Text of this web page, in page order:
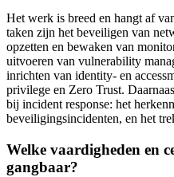
Het werk is breed en hangt af
taken zijn het beveiligen van
opzetten en bewaken van
uitvoeren van vulnerability
inrichten van identity- en
privilege en Zero Trust.
bij incident response: het
beveiligingsincidenten, en het
Welke vaardigheden en
gangbaar?